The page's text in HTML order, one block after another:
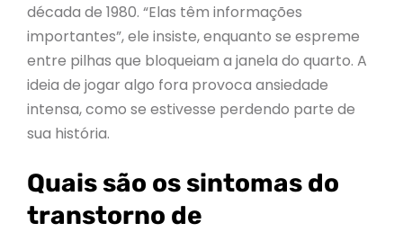
década de 1980. “Elas têm informações
importantes”, ele insiste, enquanto se espreme
entre pilhas que bloqueiam a janela do quarto. A
ideia de jogar algo fora provoca ansiedade
intensa, como se estivesse perdendo parte de
sua história.
Quais são os sintomas do
transtorno de